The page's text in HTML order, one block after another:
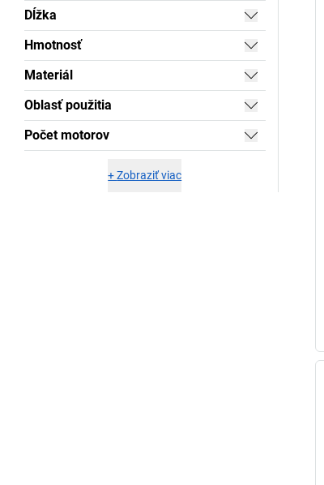
Dĺžka
Hmotnosť
Materiál
Oblasť použitia
Počet motorov
+Zobraziť viac